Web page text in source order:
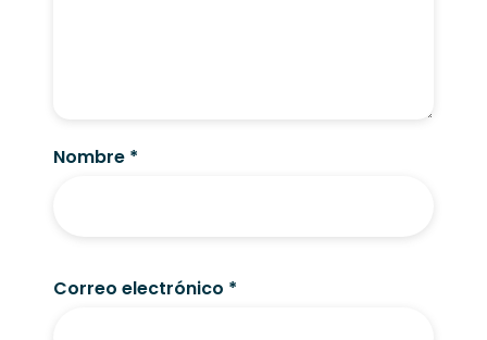
Nombre *
Correo electrónico *